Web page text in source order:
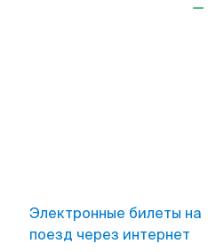
Электронные билеты на
поезд через интернет